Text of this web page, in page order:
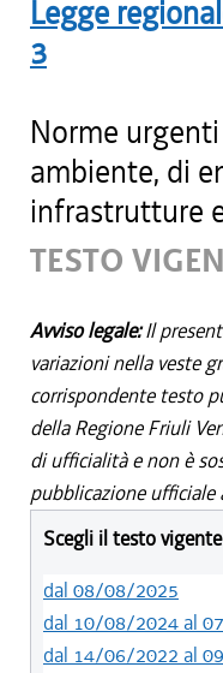
Legge
3
Norme
ambiente, di
infrastrutture
TESTO
Avviso legale:Il
variazioni nella veste
corrispondente testo
della Regione Friuli
di ufficialità e non è
pubblicazione ufficiale
Scegli il testo
dal 08/08/2025
dal 10/08/2024 al
dal 14/06/2022 al